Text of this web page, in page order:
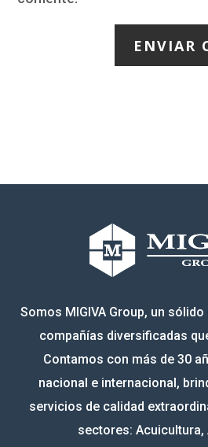
ENVIAR
Somos MIGIVA Group, un
compañías diversificadas
Contamos con más de 30
nacional e internacional,
servicios de calidad
sectores: Acuicultura,